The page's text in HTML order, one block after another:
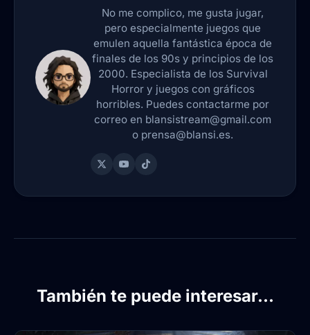
No me complico, me gusta jugar,
pero especialmente juegos que
emulen aquella fantástica época de
finales de los 90s y principios de los
2000. Especialista de los Survival
Horror y juegos con gráficos
horribles. Puedes contactarme por
correo en blansistream@gmail.com
o prensa@blansi.es.
También te puede interesar...